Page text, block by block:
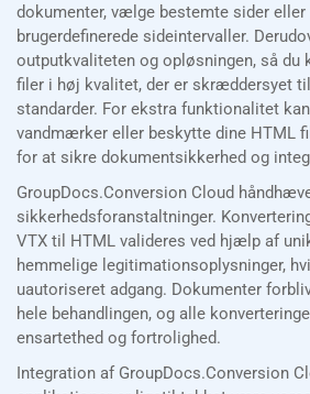
dokumenter, vælge bestemte sider eller
brugerdefinerede sideintervaller.
outputkvaliteten og opløsningen, så du
filer i høj kvalitet, der er skræddersyet
standarder. For ekstra funktionalitet
vandmærker eller beskytte dine HTML
for at sikre dokumentsikkerhed og
GroupDocs.Conversion Cloud
sikkerhedsforanstaltninger.
VTX til HTML valideres ved hjælp af
hemmelige legitimationsoplysninger,
uautoriseret adgang. Dokumenter
hele behandlingen, og alle
ensartethed og fortrolighed.
Integration af GroupDocs.Conversion